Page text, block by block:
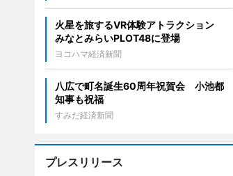
火星を旅するVR体験アトラクション
みなとみらいPLOT48に登場
ヨコハマ経済新聞
八広で町名誕生60周年祝賀会 小池都
知事も祝福
すみだ経済新聞
プレスリリース